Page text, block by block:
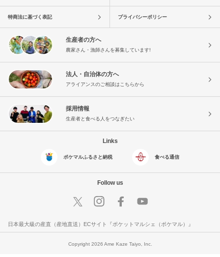
特商法に基づく表記 プライバシーポリシー
生産者の方へ
農家さん・漁師さんを募集しています!
法人・自治体の方へ
アライアンスのご相談はこちらから
採用情報
生産者と食べる人をつなぎたい
Links
ポケマルふるさと納税 食べる通信
Follow us
日本最大級の産直（産地直送）ECサイト『ポケットマルシェ（ポケマル）』
Copyright 2026 Ame Kaze Taiyo, Inc.